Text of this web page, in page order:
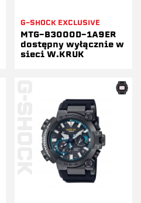
G-SHOCK EXCLUSIVE
MTG-B3000D-1A9ER
dostępny wyłącznie w
sieci W.KRUK